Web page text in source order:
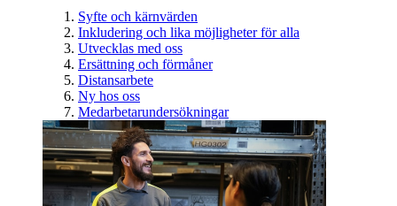
Syfte och kärnvärden
Inkludering och lika möjligheter för alla
Utvecklas med oss
Ersättning och förmåner
Distansarbete
Ny hos oss
Medarbetarundersökningar